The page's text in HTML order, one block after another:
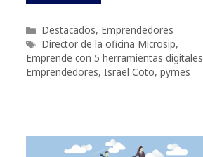
Categorías
Destacados, Emprendedores
Etiquetas
Director de la oficina Microsip,
Emprende con 5 herramientas digitales
Emprendedores, Israel Coto, pymes